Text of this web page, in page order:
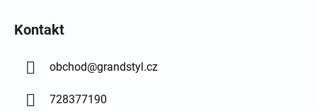
Kontakt
obchod@grandstyl.cz
728377190